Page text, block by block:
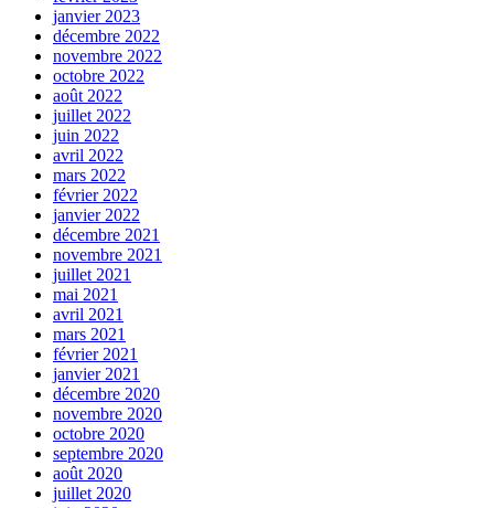
janvier 2023
décembre 2022
novembre 2022
octobre 2022
août 2022
juillet 2022
juin 2022
avril 2022
mars 2022
février 2022
janvier 2022
décembre 2021
novembre 2021
juillet 2021
mai 2021
avril 2021
mars 2021
février 2021
janvier 2021
décembre 2020
novembre 2020
octobre 2020
septembre 2020
août 2020
juillet 2020